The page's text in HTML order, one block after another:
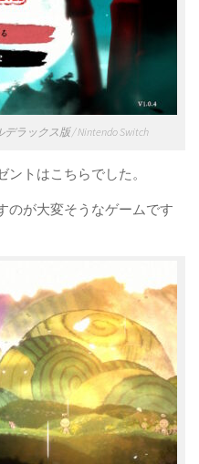
ラックス版 / Nintendo Switch
トはこちらでした。
のが大変そうなゲームです